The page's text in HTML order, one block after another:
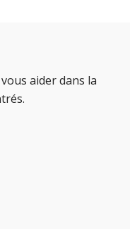
aider dans la